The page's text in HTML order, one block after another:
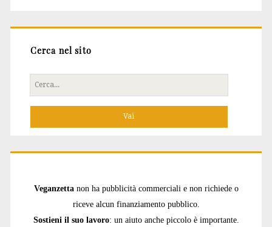
Cerca nel sito
Cerca
per:
Veganzetta non ha pubblicità commerciali e non richiede o
riceve alcun finanziamento pubblico.
Sostieni il suo lavoro: un aiuto anche piccolo è importante.